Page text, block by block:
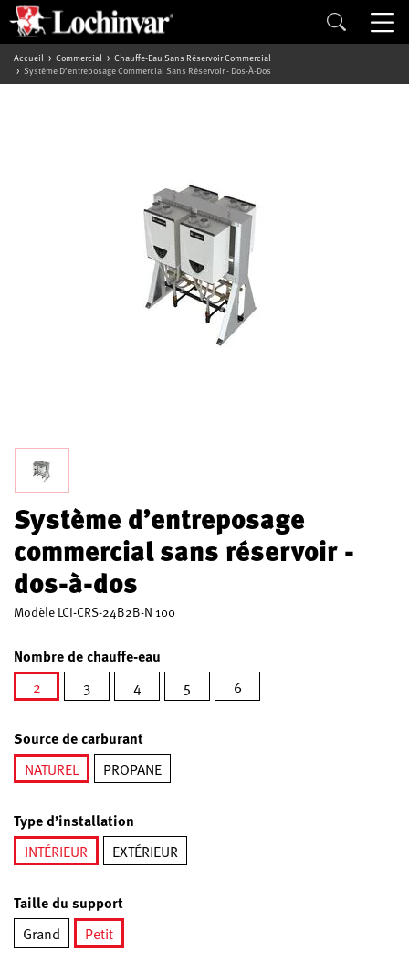
Accueil Commercial
Chauffe-Eau Sans Réservoir Commercial
Système D’entreposage Commercial Sans Réservoir - Dos-À-Dos
Système d’entreposage
commercial sans réservoir -
dos-à-dos
Modèle LCI-CRS-24B2B-N 100
Nombre de chauffe-eau
2
3 4 5 6
Source de carburant
NATUREL
PROPANE
Type d’installation
INTÉRIEUR
EXTÉRIEUR
Taille du support
Grand
Petit